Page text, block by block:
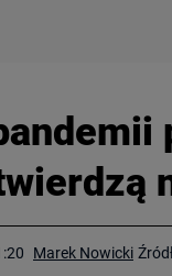
Marek Nowicki